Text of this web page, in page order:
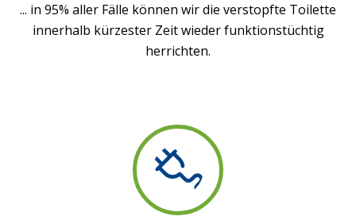
... in 95% aller Fälle können wir die verstopfte Toilette
innerhalb kürzester Zeit wieder funktionstüchtig
herrichten.